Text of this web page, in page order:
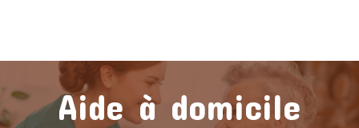
Aide à domicile